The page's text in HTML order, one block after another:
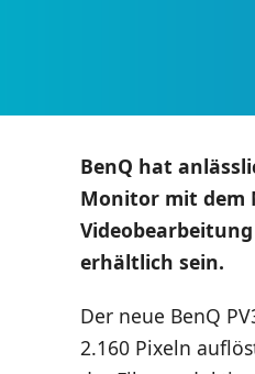
BenQ hat
Monitor mit dem
erhältlich sein.
Der neue BenQ
2.160 Pixeln